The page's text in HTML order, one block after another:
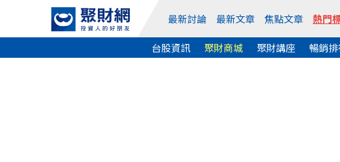
最新討論 最新文章 焦點文章 熱門
台股資訊
聚財商城 聚財講座 暢銷